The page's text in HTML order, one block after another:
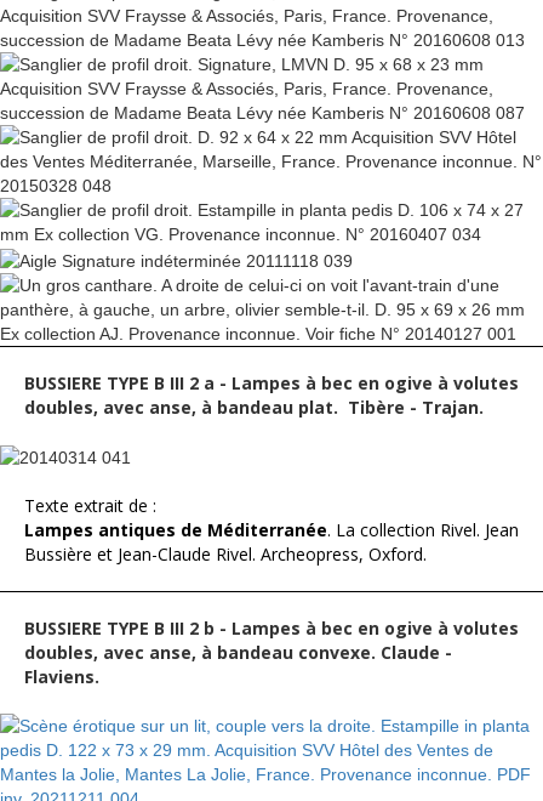
BUSSIERE TYPE B III 2 a - Lampes à bec en ogive à volutes
doubles, avec anse, à bandeau plat. Tibère - Trajan.
Texte extrait de :
Lampes antiques de Méditerranée. La collection Rivel. Jean
Bussière et Jean-Claude Rivel. Archeopress, Oxford.
BUSSIERE TYPE B III 2 b - Lampes à bec en ogive à volutes
doubles, avec anse, à bandeau convexe. Claude -
Flaviens.